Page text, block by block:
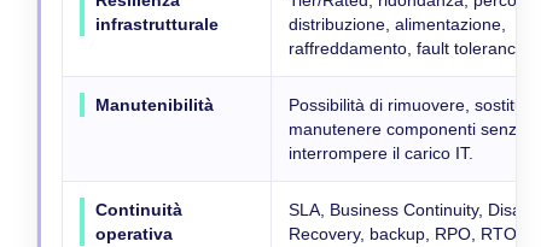
infrastrutturale
distribuzione, alimentazione,
raffreddamento, fault tolerance.
Manutenibilità
Possibilità di rimuovere,
manutenere componenti senza
interrompere il carico IT.
Continuità
operativa
SLA, Business Continuity,
Recovery, backup, RPO, RTO,